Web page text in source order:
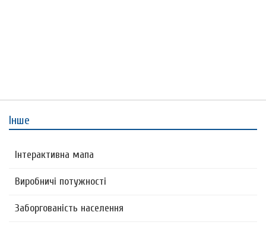
Інше
Інтерактивна мапа
Виробничі потужності
Заборгованість населення